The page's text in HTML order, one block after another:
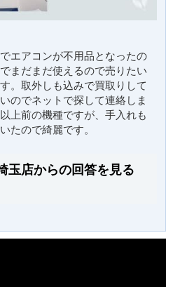
エアコンが不用品となったの
まだまだ使えるので売りたい
。取外しも込みで買取りして
のでネットで探して連絡しま
上前の機種ですが、手入れも
たので綺麗です。
玉店からの回答を見る